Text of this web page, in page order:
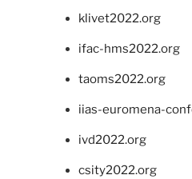
klivet2022.org
ifac-hms2022.org
taoms2022.org
iias-euromena-
ivd2022.org
csity2022.org